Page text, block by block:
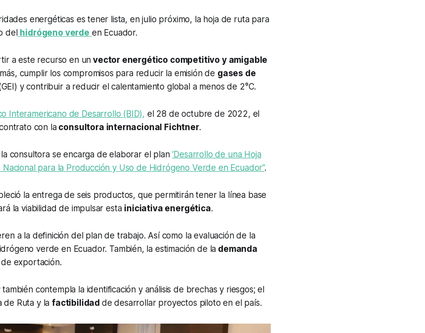
energéticas es tener lista, en julio próximo, la hoja de ruta para
del hidrógeno verde en Ecuador.
a este recurso en un vector energético competitivo y amigable
cumplir los compromisos para reducir la emisión de gases de
y contribuir a reducir el calentamiento global a menos de 2°C.
Interamericano de Desarrollo (BID), el 28 de octubre de 2022, el
con laconsultora internacional Fichtner.
consultora se encarga de elaborar el plan‘Desarrollo de una Hoja
Nacional para la Producción y Uso de Hidrógeno Verde en Ecuador”.
la entrega de seis productos, que permitirán tener la línea base
la viabilidad de impulsar esta iniciativa energética.
a la definición del plan de trabajo. Así como la evaluación de la
verde en Ecuador. También, la estimación de la demanda
exportación.
también contempla la identificación y análisis de brechas y riesgos; el
de Ruta y lafactibilidad de desarrollar proyectos piloto en el país.